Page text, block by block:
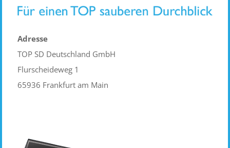
Adresse
TOP SD Deutschland GmbH
Flurscheideweg 1
65936 Frankfurt am Main